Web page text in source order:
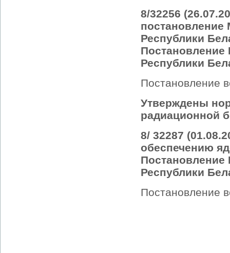
8/32256
Республики
Республики
Постановление
Утверждены
радиационной
8/ 32287
обеспечению
Республики
Постановление